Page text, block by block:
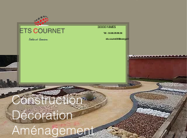
Construction
Décoration
Aménagement
Sables et Graviers
30000 NIMES
Tél : 04.66.29.98.36
ets.cournet30@orange.fr